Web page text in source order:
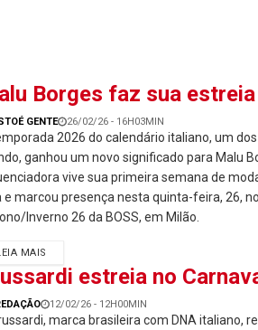
Borges faz sua
GENTE 26/02/26 - 16H03MIN
2026 do calendário italiano, um
ganhou um novo significado para Malu
vive sua primeira semana de
e marcou presença nesta quinta-feira, 26,
Inverno 26 da BOSS, em Milão.
MAIS
estreia no
12/02/26 - 12H00MIN
marca brasileira com DNA italiano,